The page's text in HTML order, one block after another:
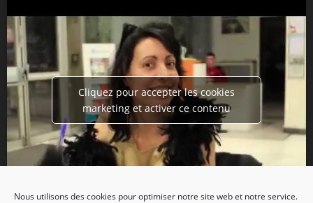
Nous utilisons des cookies pour optimiser notre site web et notre service.
Cliquez pour accepter les cookies
marketing et activer ce contenu